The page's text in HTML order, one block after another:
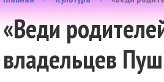
«Веди
владельцев